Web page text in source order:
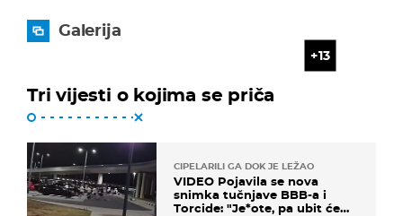
Galerija
13
Tri vijesti o kojima se priča
CIPELARILI GA DOK JE LEŽAO
VIDEO Pojavila se nova
snimka tučnjave BBB-a i
Torcide: "Je*ote, pa ubit će